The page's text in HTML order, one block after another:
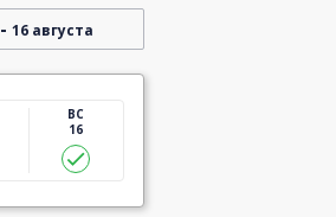
- 16 августа
ВС
16